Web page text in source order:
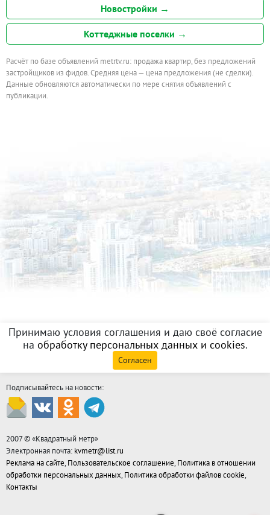
Новостройки →
Коттеджные поселки →
Расчёт по базе объявлений metrtv.ru: продажа квартир, без предложений
застройщиков из фидов. Средняя цена — цена предложения (не сделки).
Данные обновляются автоматически по мере снятия объявлений с
публикации.
Принимаю условия соглашения и даю своё согласие
на обработку персональных данных и cookies.
Согласен
Подписывайтесь на новости:
2007 © «Квадратный метр»
Электронная почта: kvmetr@list.ru
Реклама на сайте, Пользовательское соглашение, Политика в отношении
обработки персональных данных, Политика обработки файлов cookie,
Контакты